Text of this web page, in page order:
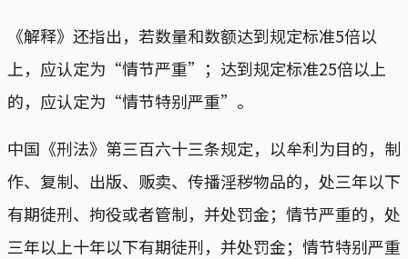
《解释》还指出，若数量和数额达到规定标准5倍以
上，应认定为“情节严重”；达到规定标准25倍以上
的，应认定为“情节特别严重”。
中国《刑法》第三百六十三条规定，以牟利为目的，制
作、复制、出版、贩卖、传播淫秽物品的，处三年以下
有期徒刑、拘役或者管制，并处罚金；情节严重的，处
三年以上十年以下有期徒刑，并处罚金；情节特别严重